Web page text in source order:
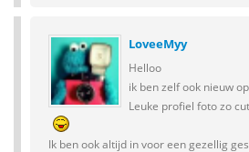
LoveeMyy
Helloo
ik ben zelf ook nieuw
Leuke profiel foto zo
Ik ben ook altijd in voor een gezellig